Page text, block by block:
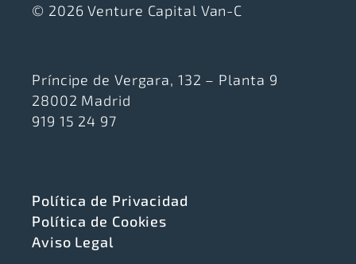
© 2026 Venture Capital Van-C
Príncipe de Vergara, 132 – Planta 9
28002 Madrid
919 15 24 97
Política de Privacidad
Política de Cookies
Aviso Legal